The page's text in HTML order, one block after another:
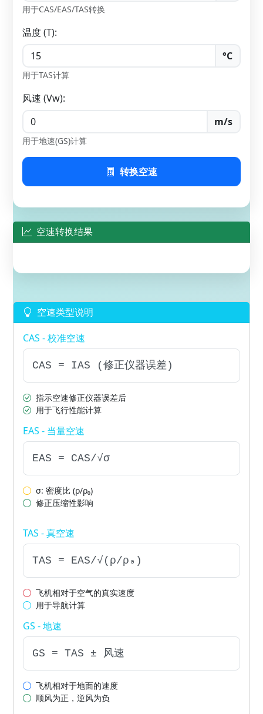
用于CAS/EAS/TAS转换
温度 (T):
°C
用于TAS计算
风速 (Vw):
m/s
用于地速(GS)计算
转换空速
空速转换结果
空速类型说明
CAS - 校准空速
CAS = IAS (修正仪器误差)
指示空速修正仪器误差后
用于飞行性能计算
EAS - 当量空速
EAS = CAS/√σ
σ: 密度比 (ρ/ρ₀)
修正压缩性影响
TAS - 真空速
TAS = EAS/√(ρ/ρ₀)
飞机相对于空气的真实速度
用于导航计算
GS - 地速
GS = TAS ± 风速
飞机相对于地面的速度
顺风为正，逆风为负